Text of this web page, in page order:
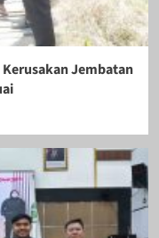
Jembatan